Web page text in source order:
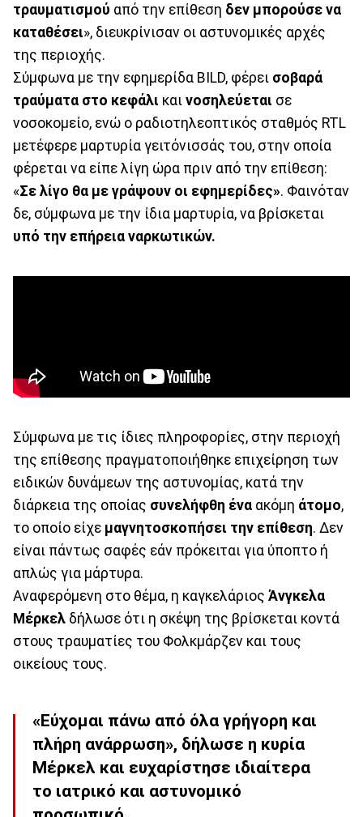
τραυματισμού από την επίθεση δεν μπορούσε να
καταθέσει», διευκρίνισαν οι αστυνομικές αρχές
της περιοχής.
Σύμφωνα με την εφημερίδα BILD, φέρει σοβαρά
τραύματα στο κεφάλι και νοσηλεύεται σε
νοσοκομείο, ενώ ο ραδιοτηλεοπτικός σταθμός RTL
μετέφερε μαρτυρία γειτόνισσάς του, στην οποία
φέρεται να είπε λίγη ώρα πριν από την επίθεση:
«Σε λίγο θα με γράψουν οι εφημερίδες». Φαινόταν
δε, σύμφωνα με την ίδια μαρτυρία, να βρίσκεται
υπό την επήρεια ναρκωτικών.
Σύμφωνα με τις ίδιες πληροφορίες, στην περιοχή
της επίθεσης πραγματοποιήθηκε επιχείρηση των
ειδικών δυνάμεων της αστυνομίας, κατά την
διάρκεια της οποίας συνελήφθη ένα ακόμη άτομο,
το οποίο είχε μαγνητοσκοπήσει την επίθεση. Δεν
είναι πάντως σαφές εάν πρόκειται για ύποπτο ή
απλώς για μάρτυρα.
Αναφερόμενη στο θέμα, η καγκελάριος Άνγκελα
Μέρκελ δήλωσε ότι η σκέψη της βρίσκεται κοντά
στους τραυματίες του Φολκμάρζεν και τους
οικείους τους.
«Εύχομαι πάνω από όλα γρήγορη και
πλήρη ανάρρωση», δήλωσε η κυρία
Μέρκελ και ευχαρίστησε ιδιαίτερα
το ιατρικό και αστυνομικό